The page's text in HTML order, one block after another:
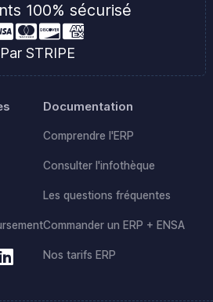
100% sécurisé
Par STRIPE
Documentation
Comprendre l'ERP
Consulter l'infothèque
Les questions fréquentes
Commander un ERP + ENSA
Nos tarifs ERP